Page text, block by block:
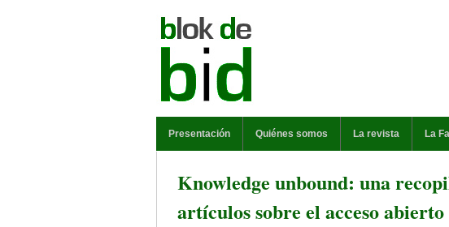
Presentación Quiénes somos La revista La
Knowledge unbound: una
artículos sobre el acceso abierto